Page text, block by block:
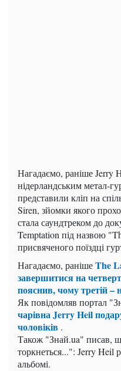
Нагадаємо, раніше Jerry
нідерландським метал-
представили кліп на
Siren, зйомки якого
стала саундтреком до
Temptation під назвою
присвяченого поїздці
Нагадаємо, ранішеThe
завершитися на
пояснив, чому третій –
Як повідомляв портал
чарівна Jerry Heil
чоловіків .
Також "Знай.ua" писав,
торкнеться...": Jerry Heil
альбомі.